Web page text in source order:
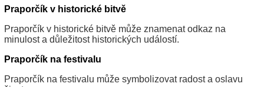
Praporčík v historické bitvě
Praporčík v historické bitvě může znamenat odkaz na
minulost a důležitost historických událostí.
Praporčík na festivalu
Praporčík na festivalu může symbolizovat radost a oslavu